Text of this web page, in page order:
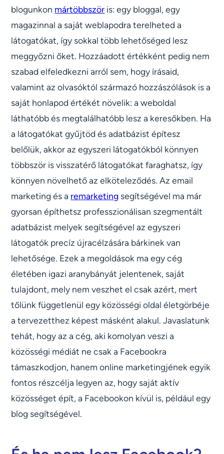
blogunkon mártöbbször is: egy bloggal, egy
magazinnal a saját weblapodra terelheted a
látogatókat, így sokkal több lehetőséged lesz
meggyőzni őket. Hozzáadott értékként pedig nem
szabad elfeledkezni arról sem, hogy írásaid,
valamint az olvasóktól származó hozzászólások is a
saját honlapod értékét növelik: a weboldal
láthatóbb és megtalálhatóbb lesz a keresőkben. Ha
a látogatókat gyűjtöd és adatbázist építesz
belőlük, akkor az egyszeri látogatókból könnyen
többször is visszatérő látogatókat faraghatsz, így
könnyen növelhető az elköteleződés. Az email
marketing és a remarketing segítségével ma már
gyorsan építhetsz professzionálisan szegmentált
adatbázist melyek segítségével az egyszeri
látogatók precíz újracélzására bárkinek van
lehetősége. Ezek a megoldások ma egy cég
életében igazi aranybányát jelentenek, saját
tulajdont, mely nem veszhet el csak azért, mert
tőlünk függetlenül egy közösségi oldal életgörbéje
a tervezetthez képest másként alakul. Javaslatunk
tehát, hogy az a cég, aki komolyan veszi a
közösségi médiát ne csak a Facebookra
támaszkodjon, hanem online marketingjének egyik
fontos részcélja legyen az, hogy saját aktív
közösséget épít, a Facebookon kívül is, például egy
blog segítségével.